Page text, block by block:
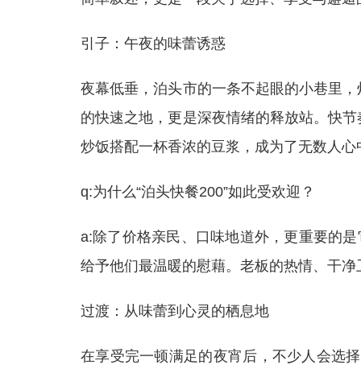
引子：午夜的味蕾诱惑
夜幕低垂，泊头市的一条不起眼的小巷里
的快速之地，更是深夜情绪的释放站。快
炒饭搭配一杯香浓的豆浆，成为了无数人
q:为什么“泊头快餐200”如此受欢迎？
a:除了价格亲民、口味地道外，更重要的
给予他们最温暖的慰藉。老板的热情、干
过渡：从味蕾到心灵的栖息地
在享受完一顿满足的夜宵后，不少人会选